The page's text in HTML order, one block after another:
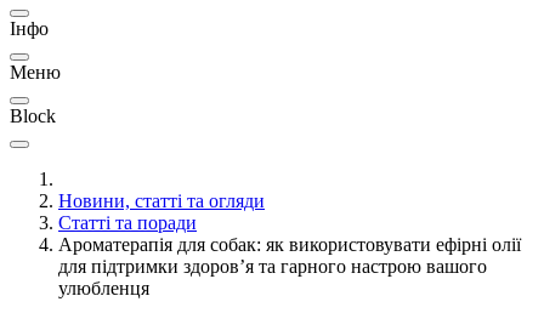
Інфо
Меню
Block
Новини, статті та огляди
Статті та поради
Ароматерапія для собак: як використовувати ефірні олії
для підтримки здоров’я та гарного настрою вашого
улюбленця